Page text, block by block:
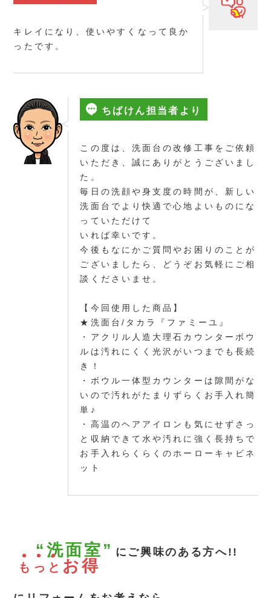
キレイになり、使いやすくなって良か
ったです。
ちばけん担当者より
この度は、洗面台の改修工事をご依頼
いただき、誠にありがとうございまし
た。
毎日の洗顔や身支度の時間が、新しい
洗面台でより快適で心地よいものにな
っていただけて
いれば幸いです。
今後もなにかご質問やお困りのことが
ございましたら、どうぞお気軽にご相
談くださいませ。
【今回使用した商品】
★洗面台/タカラ『ファミーユ』
・アクリル人造大理石カウンターボウ
ルは汚れにくく光沢がいつまでも長続
き！
・ボウル一体型カウンターは隙間がな
いので汚れがたまりずらくお手入れ簡
単♪
・高温のヘアアイロンも気にせずさっ
と収納できて水や汚れに強く長持ちで
お手入れらくらくのホーローキャビネ
ット
“洗面室” にご興味のある方へ!!
も っ と お得